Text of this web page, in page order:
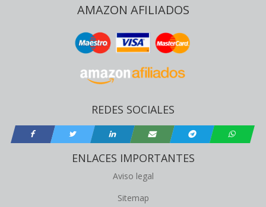
AMAZON AFILIADOS
REDES SOCIALES
ENLACES IMPORTANTES
Aviso legal
Sitemap